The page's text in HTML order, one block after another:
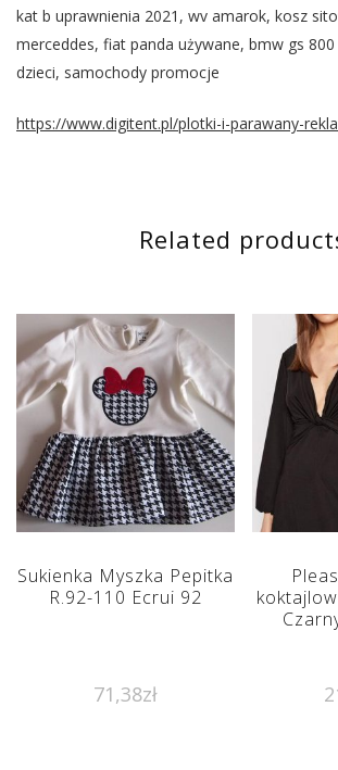
kat b uprawnienia 2021, wv amarok, kosz
merceddes, fiat panda używane, bmw gs
dzieci, samochody promocje
https://www.digitent.pl/plotki-i-parawany-
Related
Sukienka Myszka Pepitka
R.92-110 Ecrui 92
71,38zł